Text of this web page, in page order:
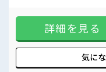
残業がしっかりあるお仕
で空調も効い
■お仕事PR ≪稼
スメ。 残業は
家族や友人と
リ≫ 制服があ
事だけど自分
詳細を見る
気に